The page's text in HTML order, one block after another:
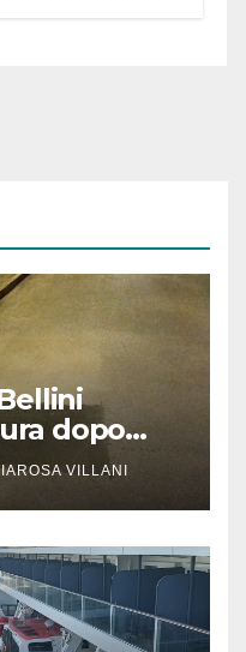
dopo
VILLANI